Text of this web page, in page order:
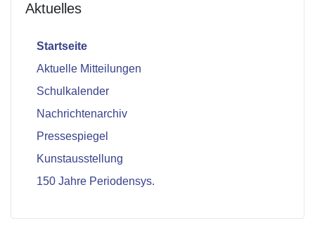
Aktuelles
Startseite
Aktuelle Mitteilungen
Schulkalender
Nachrichtenarchiv
Pressespiegel
Kunstausstellung
150 Jahre Periodensys.